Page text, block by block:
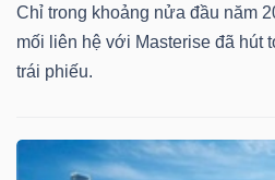
Chỉ trong khoảng nửa đầu năm
mối liên hệ với Masterise đã hút
trái phiếu.